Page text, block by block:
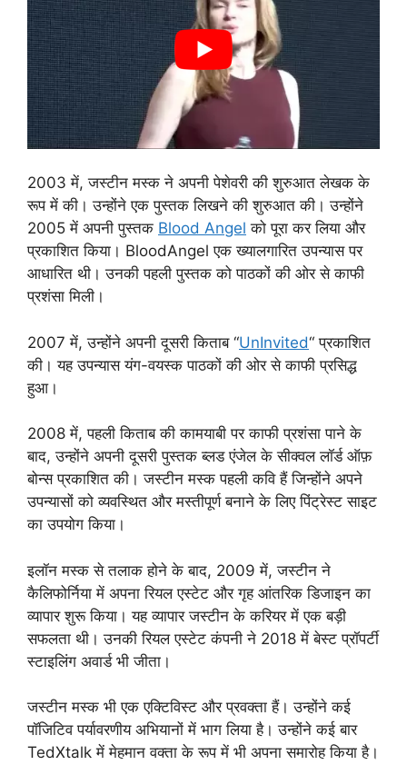
2003 में, जस्टीन मस्क ने अपनी पेशेवरी की शुरुआत लेखक के
रूप में की। उन्होंने एक पुस्तक लिखने की शुरुआत की। उन्होंने
2005 में अपनी पुस्तक Blood Angel को पूरा कर लिया और
प्रकाशित किया। BloodAngel एक ख्यालगारित उपन्यास पर
आधारित थी। उनकी पहली पुस्तक को पाठकों की ओर से काफी
प्रशंसा मिली।
2007 में, उन्होंने अपनी दूसरी किताब “UnInvited“ प्रकाशित
की। यह उपन्यास यंग-वयस्क पाठकों की ओर से काफी प्रसिद्ध
हुआ।
2008 में, पहली किताब की कामयाबी पर काफी प्रशंसा पाने के
बाद, उन्होंने अपनी दूसरी पुस्तक ब्लड एंजेल के सीक्वल लॉर्ड ऑफ़
बोन्स प्रकाशित की। जस्टीन मस्क पहली कवि हैं जिन्होंने अपने
उपन्यासों को व्यवस्थित और मस्तीपूर्ण बनाने के लिए पिंट्रेस्ट साइट
का उपयोग किया।
इलॉन मस्क से तलाक होने के बाद, 2009 में, जस्टीन ने
कैलिफोर्निया में अपना रियल एस्टेट और गृह आंतरिक डिजाइन का
व्यापार शुरू किया। यह व्यापार जस्टीन के करियर में एक बड़ी
सफलता थी। उनकी रियल एस्टेट कंपनी ने 2018 में बेस्ट प्रॉपर्टी
स्टाइलिंग अवार्ड भी जीता।
जस्टीन मस्क भी एक एक्टिविस्ट और प्रवक्ता हैं। उन्होंने कई
पॉजिटिव पर्यावरणीय अभियानों में भाग लिया है। उन्होंने कई बार
TedXtalk में मेहमान वक्ता के रूप में भी अपना समारोह किया है।